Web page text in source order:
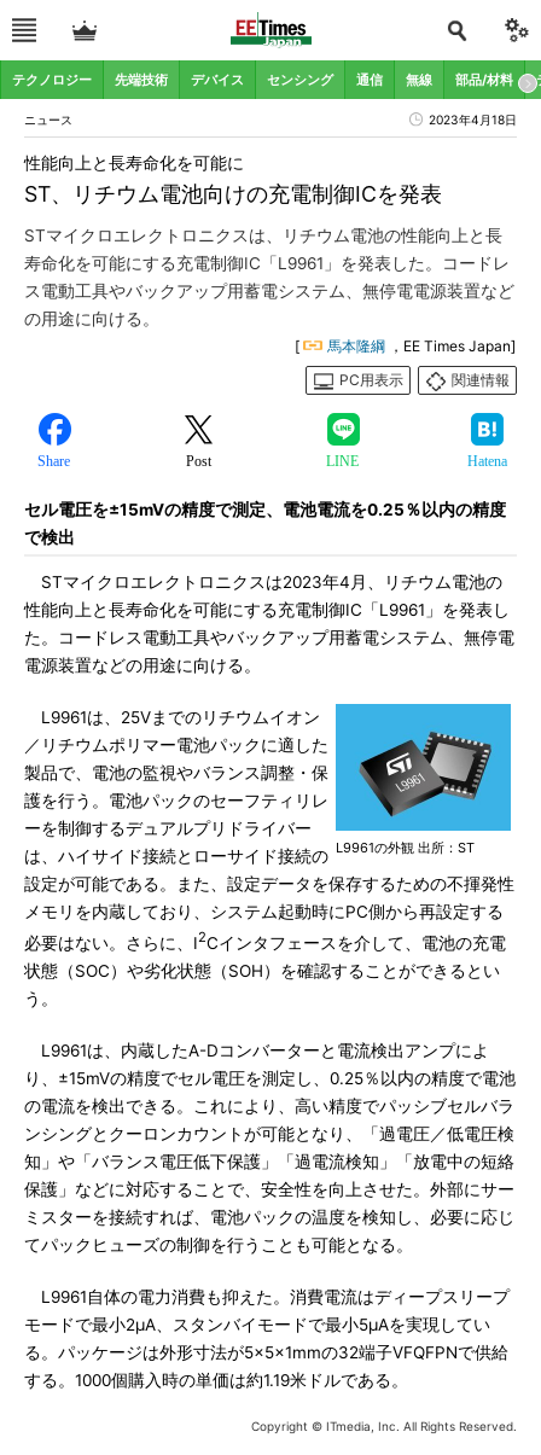
テクノロジー 先端技術 デバイス センシング 通信 無線 部品/材料
ニュース 2023年4月18日
ST、リチウム電池向けの充電制御ICを発表
性能向上と長寿命化を可能に
STマイクロエレクトロニクスは、リチウム電池の性能向上と長
寿命化を可能にする充電制御IC「L9961」を発表した。コードレ
ス電動工具やバックアップ用蓄電システム、無停電電源装置など
の用途に向ける。
[ 馬本隆綱 ，EE Times Japan]
PC用表示
関連情報
Share Post LINE Hatena
セル電圧を±15mVの精度で測定、電池電流を0.25％以内の精度
で検出
STマイクロエレクトロニクスは2023年4月、リチウム電池の
性能向上と長寿命化を可能にする充電制御IC「L9961」を発表し
た。コードレス電動工具やバックアップ用蓄電システム、無停電
電源装置などの用途に向ける。
L9961の外観 出所：ST
L9961は、25Vまでのリチウムイオン
／リチウムポリマー電池パックに適した
製品で、電池の監視やバランス調整・保
護を行う。電池パックのセーフティリレ
ーを制御するデュアルプリドライバー
は、ハイサイド接続とローサイド接続の
設定が可能である。また、設定データを保存するための不揮発性
メモリを内蔵しており、システム起動時にPC側から再設定する
必要はない。さらに、I2Cインタフェースを介して、電池の充電
状態（SOC）や劣化状態（SOH）を確認することができるとい
う。
L9961は、内蔵したA-Dコンバーターと電流検出アンプによ
り、±15mVの精度でセル電圧を測定し、0.25％以内の精度で電池
の電流を検出できる。これにより、高い精度でパッシブセルバラ
ンシングとクーロンカウントが可能となり、「過電圧／低電圧検
知」や「バランス電圧低下保護」「過電流検知」「放電中の短絡
保護」などに対応することで、安全性を向上させた。外部にサー
ミスターを接続すれば、電池パックの温度を検知し、必要に応じ
てパックヒューズの制御を行うことも可能となる。
L9961自体の電力消費も抑えた。消費電流はディープスリープ
モードで最小2μA、スタンバイモードで最小5μAを実現してい
る。パッケージは外形寸法が5×5×1mmの32端子VFQFPNで供給
する。1000個購入時の単価は約1.19米ドルである。
Copyright © ITmedia, Inc. All Rights Reserved.